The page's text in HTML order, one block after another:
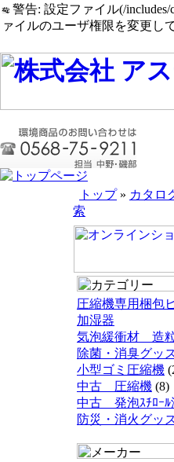
警告: 設定ファイル(/includes/
ァイルのユーザ権限を変更し
トップ» カタロ
索
圧縮機専用梱包
加湿器
気泡緩衝材 造
除菌・消臭グッ
小型ゴミ圧縮機
中古 圧縮機 (8)
中古 発泡ｽﾁﾛｰﾙ
防災・消火グッ